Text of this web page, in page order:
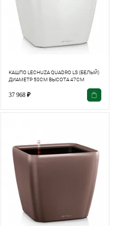
КАШПО LECHUZA QUADRO LS (БЕЛЫЙ)
ДИАМЕТР 50СМ ВЫСОТА 47СМ
37 968 ₽